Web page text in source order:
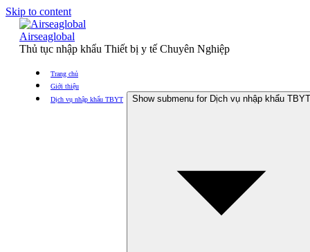
Skip to content
Airseaglobal
Thủ tục nhập khẩu Thiết bị y tế Chuyên Nghiệp
Trang chủ
Giới thiệu
Dịch vụ nhập khẩu TBYT
Show submenu for Dịch vụ nhập khẩu TBYT